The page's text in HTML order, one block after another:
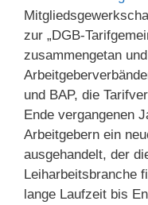
zur „DGB-
zusammengetan
und BAP, die
Ende vergangenen
Arbeitgebern ein
ausgehandelt, der
Leiharbeitsbranche
lange Laufzeit bis